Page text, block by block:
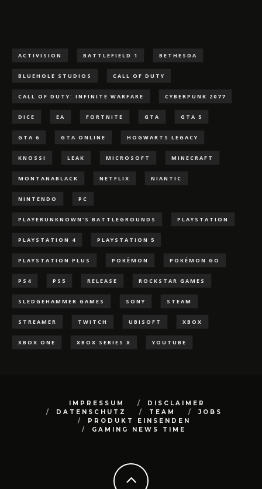
ACTIVISION BATTLEFIELD 1 BETHESDA
BLUEHOLE STUDIOS CALL OF DUTY
CALL OF DUTY: INFINITE WARFARE CYBERPUNK 2077
DICE EA FORTNITE GTA GTA 5
GTA 6 GTA ONLINE HOGWARTS LEGACY
KNOSSI LEAK MICROSOFT MINECRAFT
MONTANABLACK NETFLIX NIANTIC
NINTENDO PC
PLAYERUNKNOWN'S BATTLEGROUNDS PLAYSTATION
PLAYSTATION 4 PLAYSTATION 5
PLAYSTATION PLUS POKÈMON POKÉMON GO
PS4 PS5 RELEASE ROCKSTAR GAMES
SLEDGEHAMMER GAMES SONY STEAM
STREAMER TWITCH UBISOFT XBOX
XBOX ONE XBOX SERIES X YOUTUBE
IMPRESSUM
DISCLAIMER
DATENSCHUTZ
TEAM
JOBS
PRODUKT EINSENDEN
GAMING NEWS TIME